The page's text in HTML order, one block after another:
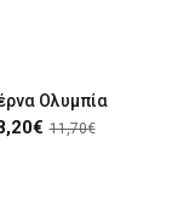
Ολυμπία
11,70€